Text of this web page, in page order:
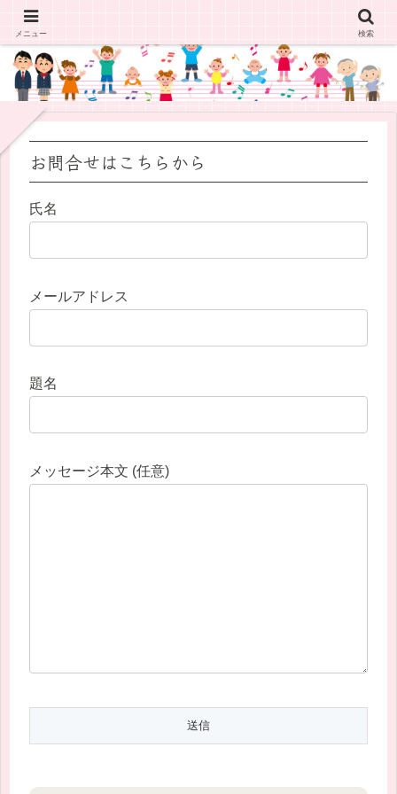
お問合せはこちらから
氏名
メールアドレス
題名
メッセージ本文 (任意)
メニュー 検索